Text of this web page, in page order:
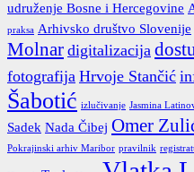
udruženje Bosne i Hercegovine
praksa Arhivsko društvo Slovenije
Molnar digitalizacija
fotografija Hrvoje Stančić
Šabotić izlučivanje Jasmina
Sadek Nada Čibej Omer
Pokrajinski arhiv Maribor pravilnik